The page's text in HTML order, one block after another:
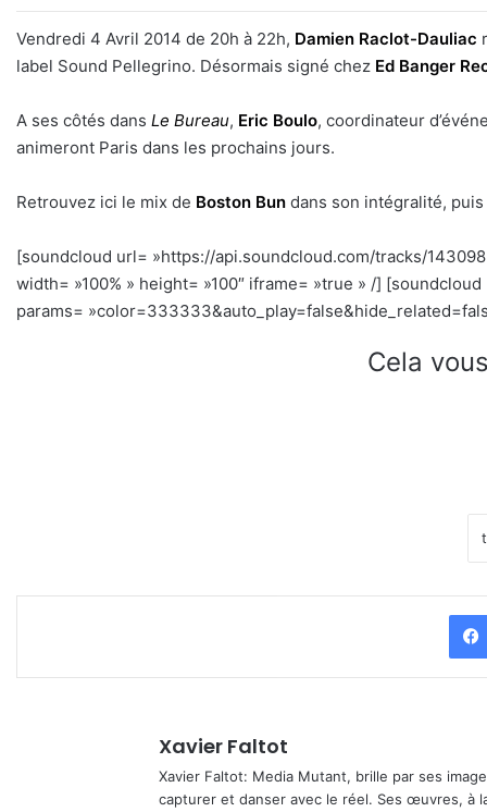
Vendredi 4 Avril 2014 de 20h à 22h, Damien Raclot-Dauliac
label Sound Pellegrino. Désormais signé chez Ed Banger
A ses côtés dans Le Bureau, Eric Boulo, coordinateur
animeront Paris dans les prochains jours.
Retrouvez ici le mix de Boston Bun dans son intégralité,
[soundcloud url= »https://api.soundcloud.com/tracks/
width= »100% » height= »100″ iframe= »true » /]
params=
Cela
Xavier Faltot
Xavier Faltot: Media Mutant, brille par ses
capturer et danser avec le réel. Ses œuvres, à